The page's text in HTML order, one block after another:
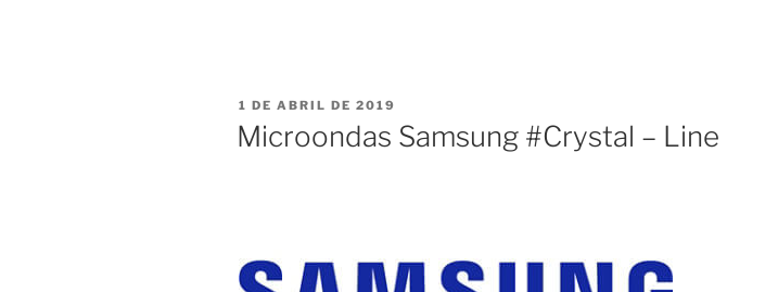
PUBLICADO
EL
1 DE ABRIL DE 2019
Microondas Samsung #Crystal – Line